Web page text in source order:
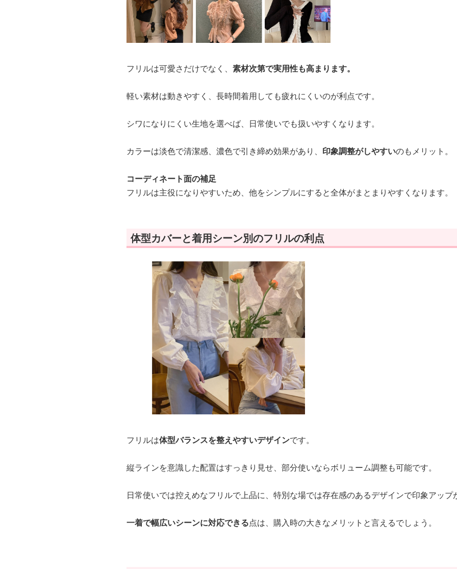
フリルは可愛さだけでなく、 素材次第で実用性も高まります。
軽い素材は動きやすく、長時間着用しても疲れにくいのが利点です。
シワになりにくい生地を選べば、日常使いでも扱いやすくなります。
カラーは淡色で清潔感、濃色で引き締め効果があり、 印象調整がしやすいのもメリット。
コーディネート面の補足
フリルは主役になりやすいため、他をシンプルにすると全体がまとまりやすくなります。
体型カバーと着用シーン別のフリルの利点
フリルは体型バランスを整えやすいデザインです。
縦ラインを意識した配置はすっきり見せ、部分使いならボリューム調整も可能です。
日常使いでは控えめなフリルで上品に、特別な場では存在感のあるデザインで印象アップ
一着で幅広いシーンに対応できる点は、購入時の大きなメリットと言えるでしょう。